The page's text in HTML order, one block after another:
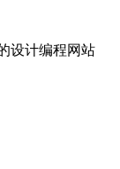
设计编程网站